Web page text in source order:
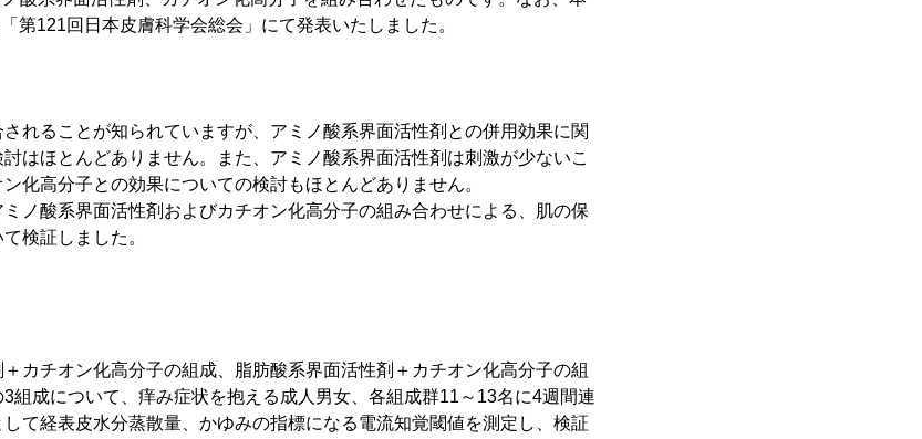
第121回日本皮膚科学会総会」にて発表いたしました。
れることが知られていますが、アミノ酸系界面活性剤との併用効果に関
はほとんどありません。また、アミノ酸系界面活性剤は刺激が少ないこ
化高分子との効果についての検討もほとんどありません。
ノ酸系界面活性剤およびカチオン化高分子の組み合わせによる、肌の保
検証しました。
カチオン化高分子の組成、脂肪酸系界面活性剤＋カチオン化高分子の組
組成について、痒み症状を抱える成人男女、各組成群11～13名に4週間連
て経表皮水分蒸散量、かゆみの指標になる電流知覚閾値を測定し、検証